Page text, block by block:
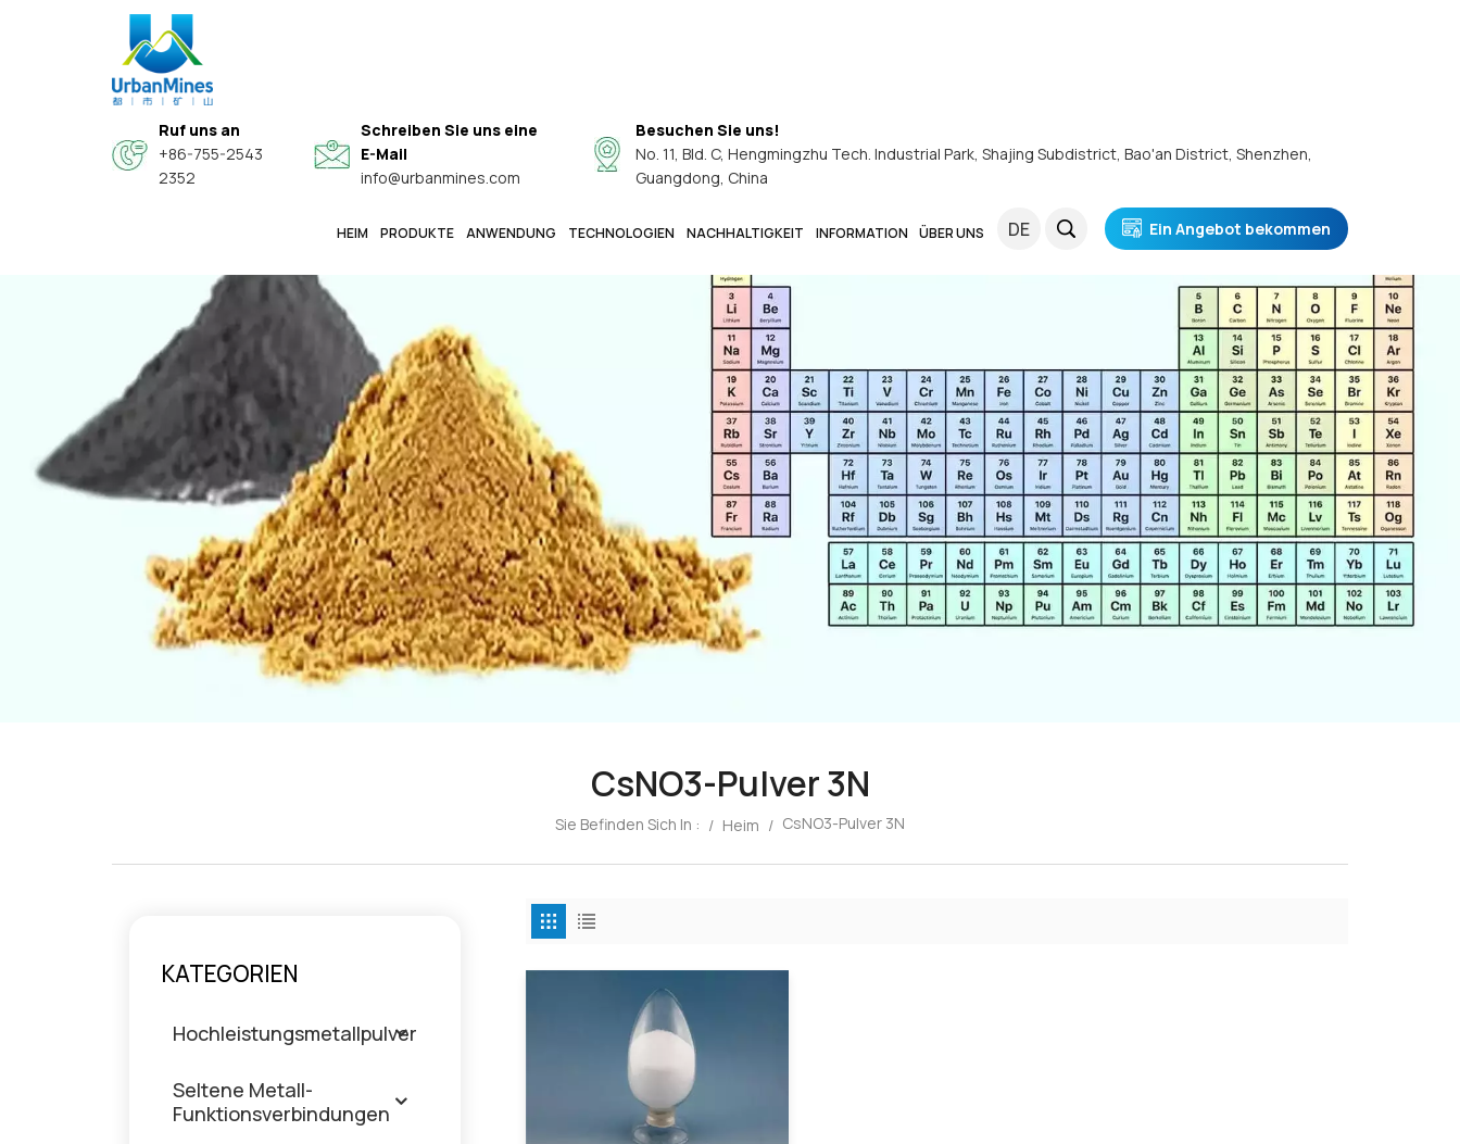
Ruf uns an
+86-755-2543
2352
Schreiben Sie uns eine
E-Mail
info@urbanmines.com
Besuchen Sie uns!
No. 11, Bld. C, Hengmingzhu Tech. Industrial Park, Shajing Subdistrict, Bao'an District, Shenzhen,
Guangdong, China
HEIM PRODUKTE ANWENDUNG TECHNOLOGIEN NACHHALTIGKEIT INFORMATION ÜBER UNS DE Ein Angebot bekommen
CsNO3-Pulver 3N
Sie Befinden Sich In : / Heim / CsNO3-Pulver 3N
KATEGORIEN
Hochleistungsmetallpulver
Seltene Metall-
Funktionsverbindungen